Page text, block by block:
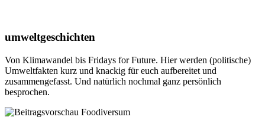
umweltgeschichten
Von Klimawandel bis Fridays for Future. Hier werden (politische)
Umweltfakten kurz und knackig für euch aufbereitet und
zusammengefasst. Und natürlich nochmal ganz persönlich
besprochen.